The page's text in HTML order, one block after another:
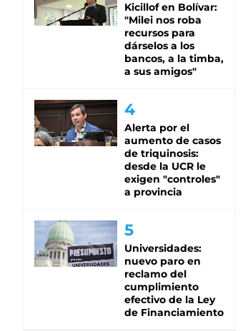
Kicillof en Bolívar:
"Milei nos roba
recursos para
dárselos a los
bancos, a la timba,
a sus amigos"
Alerta por el
aumento de casos
de triquinosis:
desde la UCR le
exigen "controles"
a provincia
Universidades:
nuevo paro en
reclamo del
cumplimiento
efectivo de la Ley
de Financiamiento